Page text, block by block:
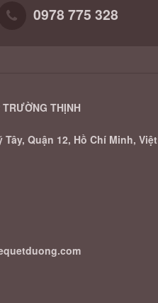
0978 775 328
TRƯỜNG THỊNH
Quận 12, Hồ Chí Minh, Việt